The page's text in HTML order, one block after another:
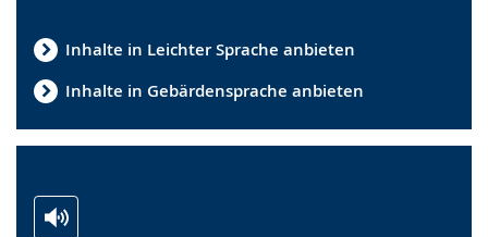
Inhalte in Leichter Sprache anbieten
Inhalte in Gebärdensprache anbieten